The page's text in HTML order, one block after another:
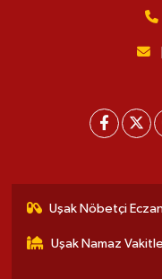
Uşak Nöbetçi
Uşak Namaz